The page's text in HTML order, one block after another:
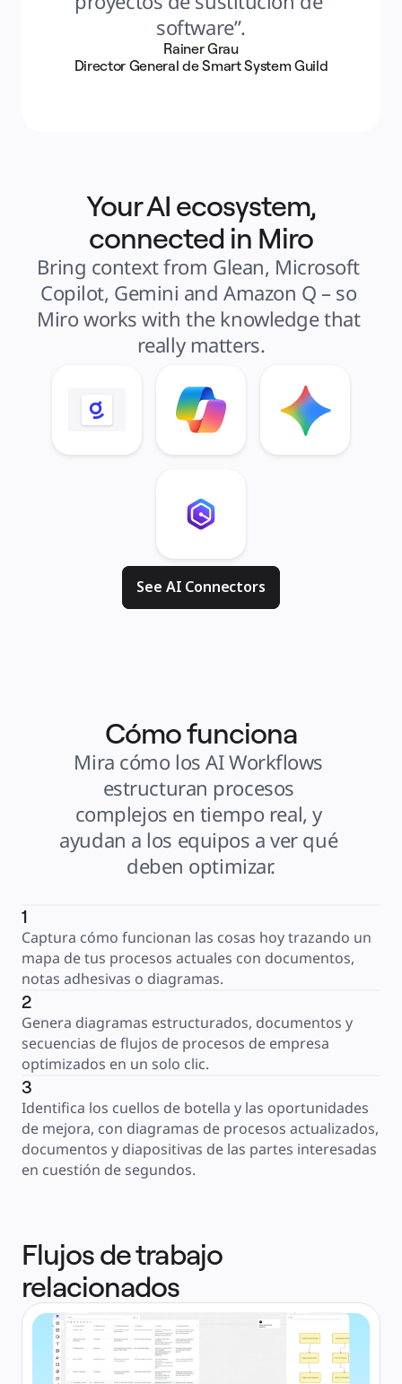
software”.
Rainer Grau
Director General de Smart System Guild
Your AI ecosystem,
connected in Miro
Bring context from Glean, Microsoft
Copilot, Gemini and Amazon Q – so
Miro works with the knowledge that
really matters.
See AI Connectors
Cómo funciona
Mira cómo los AI Workflows
estructuran procesos
complejos en tiempo real, y
ayudan a los equipos a ver qué
deben optimizar.
1
Captura cómo funcionan las cosas hoy trazando un
mapa de tus procesos actuales con documentos,
notas adhesivas o diagramas.
2
Genera diagramas estructurados, documentos y
secuencias de flujos de procesos de empresa
optimizados en un solo clic.
3
Identifica los cuellos de botella y las oportunidades
de mejora, con diagramas de procesos actualizados,
documentos y diapositivas de las partes interesadas
en cuestión de segundos.
Flujos de trabajo
relacionados